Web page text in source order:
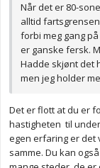
Når det er 80-
alltid
forbi meg gang
er ganske fersk.
Hadde skjønt det
men jeg holder
Det er flott at du er
hastigheten til
egen erfaring er det
samme. Du kan